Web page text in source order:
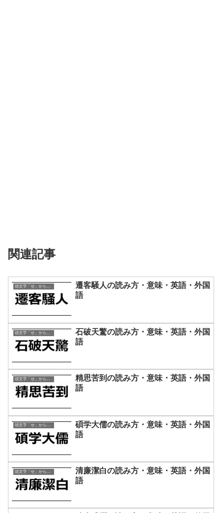
関連記事
頭文字「せ」から始まる四字熟語
遷客騒人の読み方・意味・英語・外国
語
石破天驚の読み方・意味・英語・外国
語
頭文字「せ」から始まる四字熟語
精思苦到の読み方・意味・英語・外国
語
頭文字「せ」から始まる四字熟語
碩学大儒の読み方・意味・英語・外国
語
頭文字「せ」から始まる四字熟語
清廉潔白の読み方・意味・英語・外国
語